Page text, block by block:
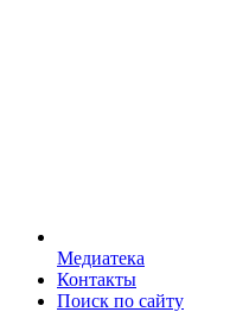
Медиатека
Контакты
Поиск по сайту